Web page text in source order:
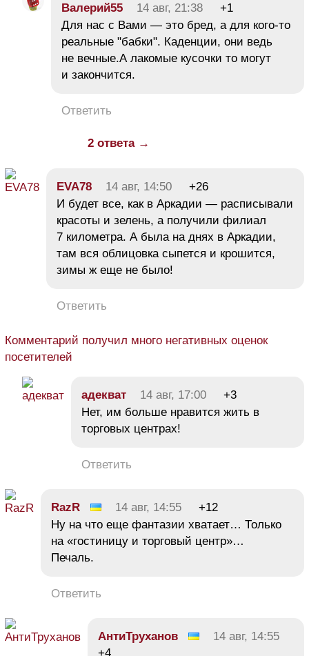
Валерий55 14 авг, 21:38
+1
Для нас с Вами — это бред, а для кого-то
реальные "бабки". Каденции, они ведь
не вечные.А лакомые кусочки то могут
и закончится.
Ответить
2 ответа →
EVA78 14 авг, 14:50
+26
И будет все, как в Аркадии — расписывали
красоты и зелень, а получили филиал
7 километра. А была на днях в Аркадии,
там вся облицовка сыпется и крошится,
зимы ж еще не было!
Ответить
Комментарий получил много негативных оценок
посетителей
адекват 14 авг, 17:00
+3
Нет, им больше нравится жить в
торговых центрах!
Ответить
RazR 14 авг, 14:55
+12
Ну на что еще фантазии хватает… Только
на «гостиницу и торговый центр»…
Печаль.
Ответить
АнтиТруханов
14 авг, 14:55
+4